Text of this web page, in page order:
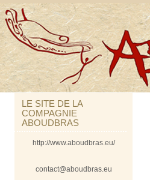
LE SITE DE LA
COMPAGNIE
ABOUDBRAS
http://www.aboudbras.eu/
contact@aboudbras.eu